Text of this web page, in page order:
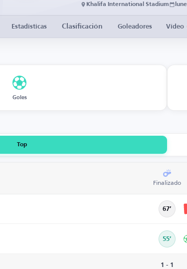
Khalifa International Stadium
Estadísticas Clasificación Goleadores Vídeo
Goles
Top
Finalizado
67’
55’
1 - 1